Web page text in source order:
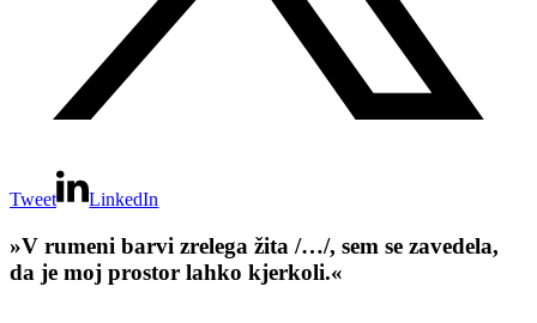
Tweet LinkedIn
»V rumeni barvi zrelega žita /…/, sem se zavedela,
da je moj prostor lahko kjerkoli.«